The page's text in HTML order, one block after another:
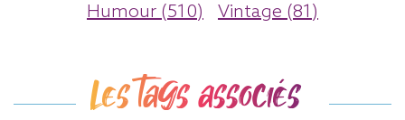
Humour (510) Vintage (81)
Les tags associés